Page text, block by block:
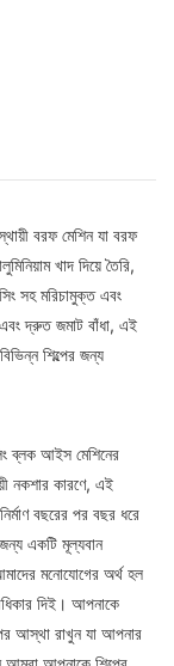
বরফ মেশিন যা বরফ
খাদ দিয়ে তৈরি,
সহ মরিচামুক্ত এবং
এবং দ্রুত জমাট বাঁধা, এই
শিল্পের জন্য
ব্লক আইস মেশিনের
নকশার কারণে, এই
বছরের পর বছর ধরে
জন্য একটি মূল্যবান
মনোযোগের অর্থ হল
দিই। আপনাকে
আস্থা রাখুন যা আপনার